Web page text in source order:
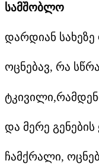
სამშობლო
დარდიან სახეზე
ოცნებავ, რა
და მერე
ჩამქრალი,